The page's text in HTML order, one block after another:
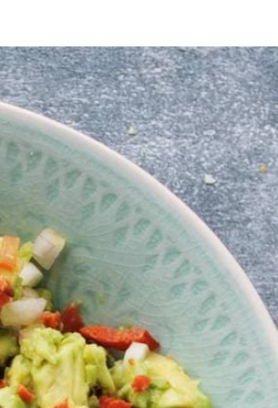
en knapperig. Schep regelmatig om. Laat
sjalot. Snijd het steeltje van de peper. Snijd 1
een lepel uit de schil. Prak het grof met een
met de ringetjes peper en de rest van het
guacamole met chorizokruim.
zelf.